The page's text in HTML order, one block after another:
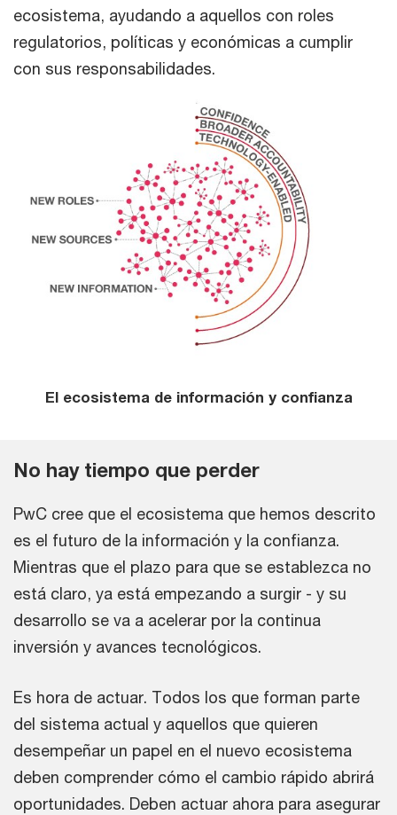
ecosistema, ayudando a aquellos con roles
regulatorios, políticas y económicas a cumplir
con sus responsabilidades.
El ecosistema de información y confianza
No hay tiempo que perder
PwC cree que el ecosistema que hemos descrito
es el futuro de la información y la confianza.
Mientras que el plazo para que se establezca no
está claro, ya está empezando a surgir - y su
desarrollo se va a acelerar por la continua
inversión y avances tecnológicos.
Es hora de actuar. Todos los que forman parte
del sistema actual y aquellos que quieren
desempeñar un papel en el nuevo ecosistema
deben comprender cómo el cambio rápido abrirá
oportunidades. Deben actuar ahora para asegurar